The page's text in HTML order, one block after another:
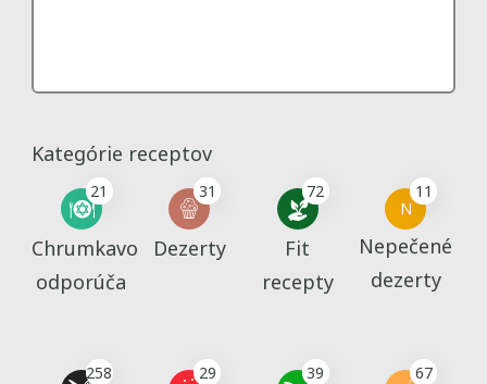
Kategórie receptov
21
Chrumkavo
odporúča
31
Dezerty
72
Fit
recepty
N
11
Nepečené
dezerty
258 29 39 67